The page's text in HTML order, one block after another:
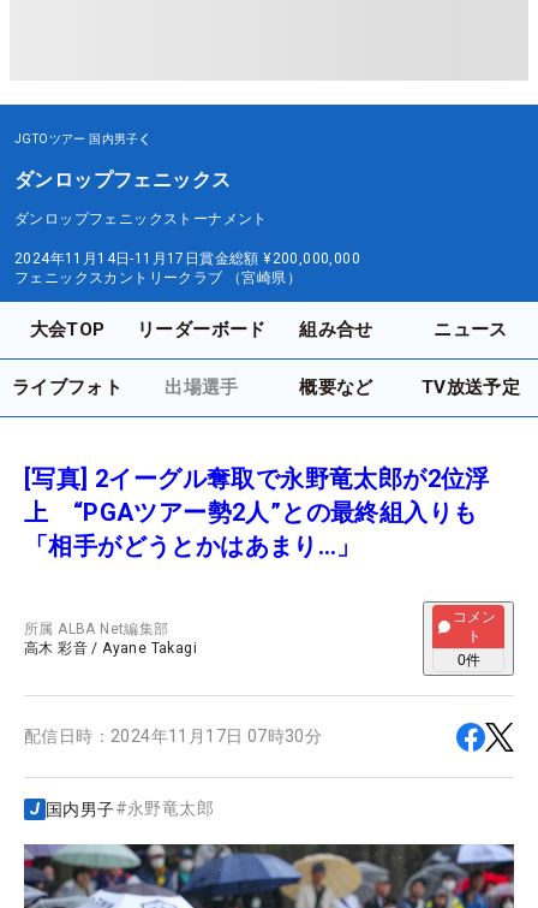
JGTOツアー 国内男子
ダンロップフェニックス
ダンロップフェニックストーナメント
2024年11月14日-11月17日賞金総額 ¥200,000,000
フェニックスカントリークラブ （宮崎県）
大会TOP リーダーボード 組み合せ ニュース
ライブフォト 出場選手 概要など TV放送予定
[写真] 2イーグル奪取で永野竜太郎が2位浮
上 “PGAツアー勢2人”との最終組入りも
「相手がどうとかはあまり…」
所属ALBA Net編集部
高木 彩音 /Ayane Takagi
コメン
ト
0件
配信日時： 2024年11月17日 07時30分
国内男子#永野竜太郎